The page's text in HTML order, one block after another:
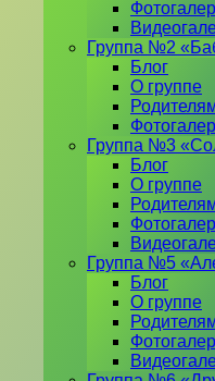
Группа №2
Блог
О группе
Группа №3
Блог
О группе
Группа №5
Блог
О группе